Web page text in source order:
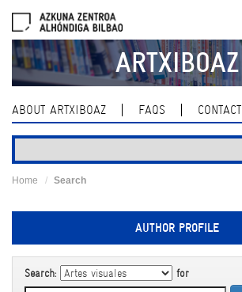
navigation
ARTXIBOAZ
ABOUT ARTXIBOAZ FAQS CONTACT
Home Search
AUTHOR PROFILE
Search: for